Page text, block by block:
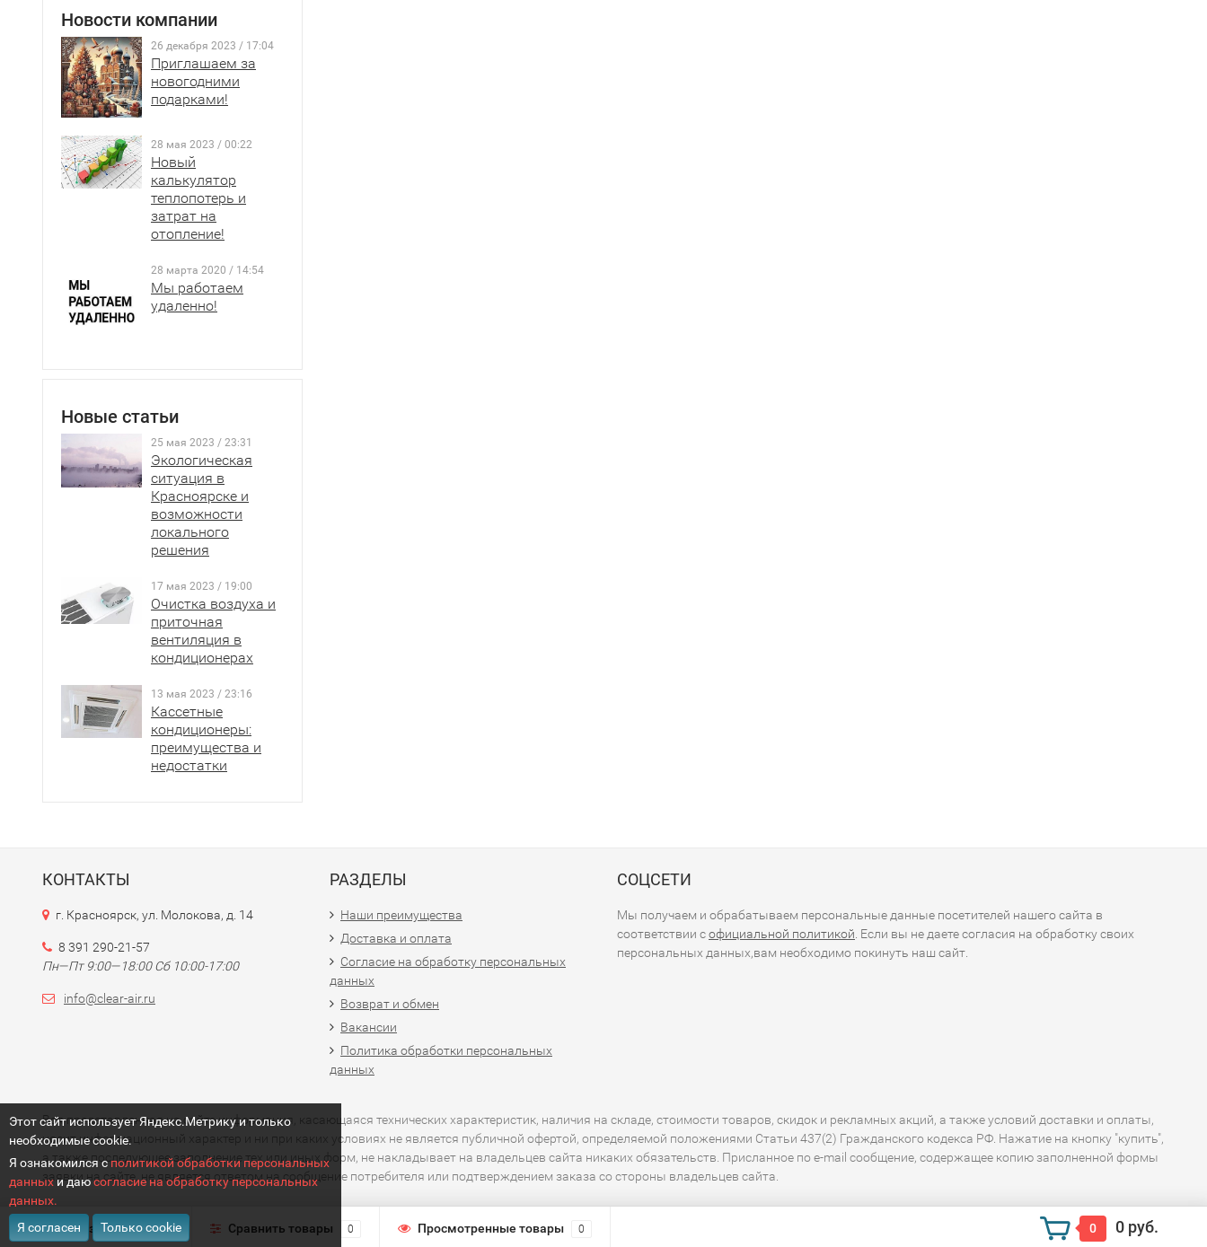
Этот сайт использует Яндекс.Метрику и только
необходимые cookie.
Я ознакомился с политикой обработки персональных
данных и даюсогласие на обработку персональных
данных.
Я согласен
Только cookie
Новости компании
26 декабря 2023 / 17:04
Приглашаем за
новогодними
подарками!
28 мая 2023 / 00:22
Новый
калькулятор
теплопотерь и
затрат на
отопление!
28 марта 2020 / 14:54
Мы работаем
удаленно!
Новые статьи
25 мая 2023 / 23:31
Экологическая
ситуация в
Красноярске и
возможности
локального
решения
17 мая 2023 / 19:00
Очистка воздуха и
приточная
вентиляция в
кондиционерах
13 мая 2023 / 23:16
Кассетные
кондиционеры:
преимущества и
недостатки
КОНТАКТЫ
г. Красноярск, ул. Молокова, д. 14
8 391 290-21-57
Пн—Пт 9:00—18:00 Сб 10:00-17:00
info@clear-air.ru
РАЗДЕЛЫ
Наши преимущества
Доставка и оплата
Согласие на обработку персональных
данных
Возврат и обмен
Вакансии
Политика обработки персональных
данных
СОЦСЕТИ
Мы получаем и обрабатываем персональные данные посетителей нашего сайта в
соответствии софициальной политикой . Если вы не даете согласия на обработку своих
персональных данных,вам необходимо покинуть наш сайт.
Вся представленная на сайте информация, касающаяся технических характеристик, наличия на складе, стоимости товаров, скидок и рекламных акций, а также условий доставки и оплаты,
носит информационный характер и ни при каких условиях не является публичной офертой, определяемой положениями Статьи 437(2) Гражданского кодекса РФ. Нажатие на кнопку "купить",
а также последующее заполнение тех или иных форм, не накладывает на владельцев сайта никаких обязательств. Присланное по e-mail сообщение, содержащее копию заполненной формы
заявки на сайте, не является ответом на сообщение потребителя или подтверждением заказа со стороны владельцев сайта.
Избранное 0 Сравнить товары 0 Просмотренные товары 0 0 0 руб.